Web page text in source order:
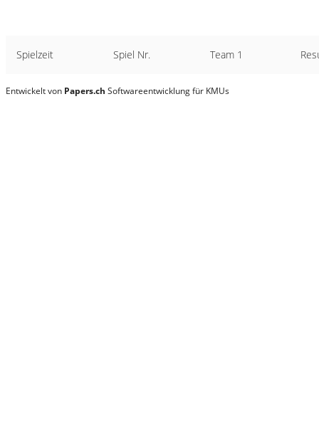
Spielzeit Spiel Nr. Team 1
Entwickelt von Papers.ch Softwareentwicklung für KMUs